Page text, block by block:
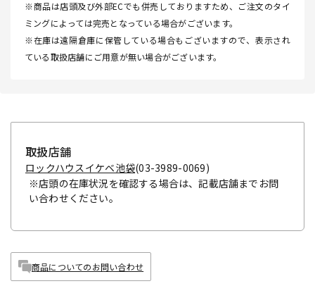
※商品は店頭及び外部ECでも併売しておりますため、ご注文のタイ
ミングによっては完売となっている場合がございます。
※在庫は遠隔倉庫に保管している場合もございますので、表示され
ている取扱店舗にご用意が無い場合がございます。
取扱店舗
ロックハウスイケベ池袋(03-3989-0069)
※店頭の在庫状況を確認する場合は、記載店舗までお問
い合わせください。
商品についてのお問い合わせ